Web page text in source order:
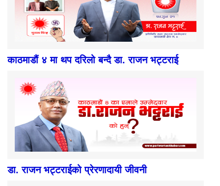
काठमाडौं ४ मा थप दरिलो बन्दै डा. राजन भट्टराई
डा. राजन भट्टराईको प्रेरणादायी जीवनी